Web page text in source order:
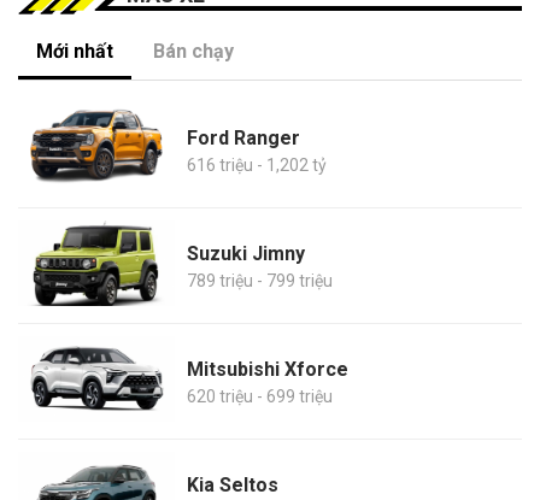
Mới nhất Bán chạy
Ford Ranger
616 triệu - 1,202 tỷ
Suzuki Jimny
789 triệu - 799 triệu
Mitsubishi Xforce
620 triệu - 699 triệu
Kia Seltos